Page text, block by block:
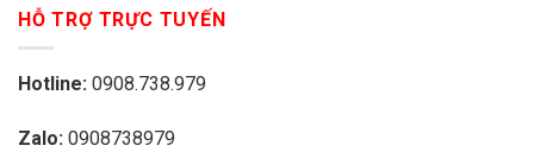
HỖ TRỢ TRỰC TUYẾN
Hotline: 0908.738.979
Zalo: 0908738979